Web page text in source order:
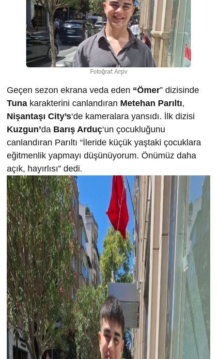
Fotoğraf: Arşiv
Geçen sezon ekrana veda eden “Ömer” dizisinde
Tuna karakterini canlandıran Metehan Parıltı,
Nişantaşı City’s‘de kameralara yansıdı. İlk dizisi
Kuzgun’da Barış Arduç‘un çocukluğunu
canlandıran Parıltı “İleride küçük yaştaki çocuklara
eğitmenlik yapmayı düşünüyorum. Önümüz daha
açık, hayırlısı” dedi.